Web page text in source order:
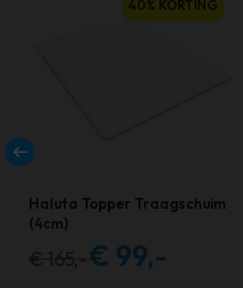
Haluta Topper Traagschuim
(4cm)
Oorspronkelijke
€ 99,-
40% KORTING